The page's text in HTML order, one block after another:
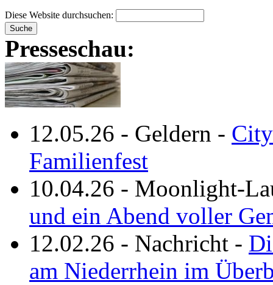
Diese Website durchsuchen:
Presseschau:
12.05.26 - Geldern -
Familienfest
10.04.26 - Moonlight-
und ein Abend voller
12.02.26 - Nachricht -
am Niederrhein im